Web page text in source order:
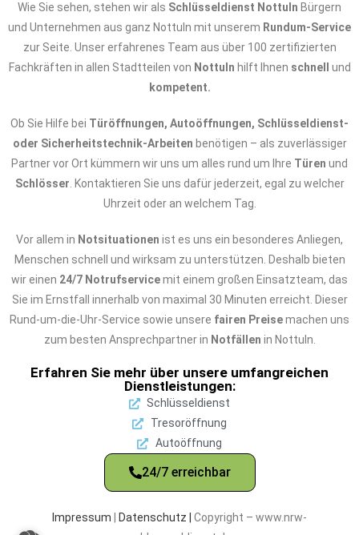
Wie Sie sehen, stehen wir als Schlüsseldienst Nottuln Bürgern
und Unternehmen aus ganz Nottuln mit unserem Rundum-Service
zur Seite. Unser erfahrenes Team aus über 100 zertifizierten
Fachkräften in allen Stadtteilen von Nottuln hilft Ihnen schnell
und
kompetent.
Ob Sie Hilfe bei Türöffnungen, Autoöffnungen, Schlüsseldienst-
oder Sicherheitstechnik-Arbeiten benötigen – als zuverlässiger
Partner vor Ort kümmern wir uns um alles rund um Ihre Türen und
Schlösser . Kontaktieren Sie uns dafür jederzeit, egal zu welcher
Uhrzeit oder an welchem Tag.
Vor allem in Notsituationen ist es uns ein besonderes Anliegen,
Menschen schnell und wirksam zu unterstützen. Deshalb bieten
wir einen 24/7 Notrufservicemit einem großen Einsatzteam, das
Sie im Ernstfall innerhalb von maximal 30 Minuten erreicht. Dieser
Rund-um-die-Uhr-Service sowie unsere fairen Preisemachen uns
zum besten Ansprechpartner in Notfällen in Nottuln.
Erfahren Sie mehr über unsere umfangreichen
Dienstleistungen:
Schlüsseldienst
Tresoröffnung
Autoöffnung
24/7 erreichbar
Impressum Datenschutz | Copyright – www.nrw-